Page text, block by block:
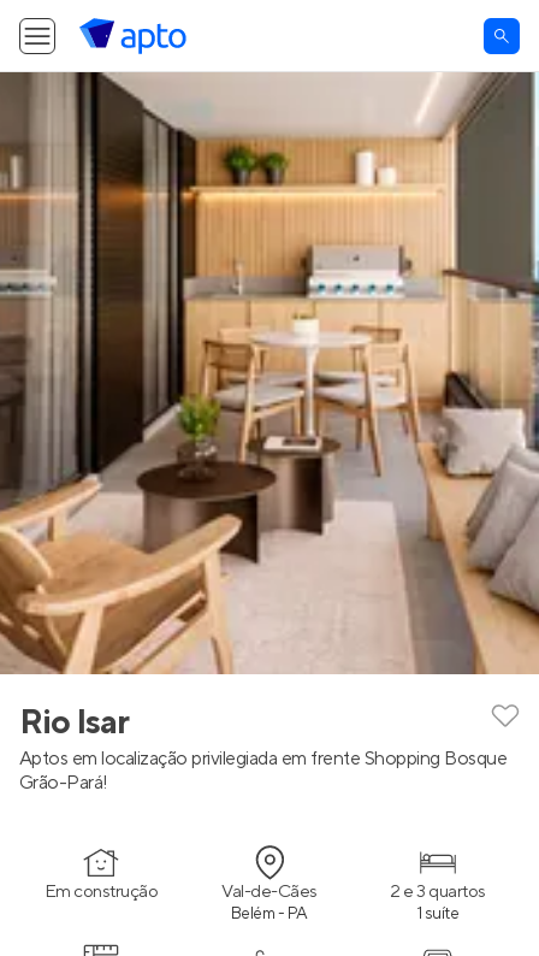
Rio Isar
Aptos em localização privilegiada em frente Shopping Bosque
Grão-Pará!
Em construção Val-de-Cães
Belém - PA
2 e 3 quartos
1 suíte